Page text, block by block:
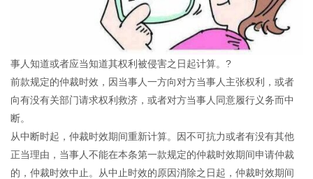
事人知道或者应当知道其权利被侵害之日起计算。?
前款规定的仲裁时效，因当事人一方向对方当事人主张权利，或者
向有没有关部门请求权利救济，或者对方当事人同意履行义务而中
断。
从中断时起，仲裁时效期间重新计算。因不可抗力或者有没有其他
正当理由，当事人不能在本条第一款规定的仲裁时效期间申请仲裁
的，仲裁时效中止。从中止时效的原因消除之日起，仲裁时效期间